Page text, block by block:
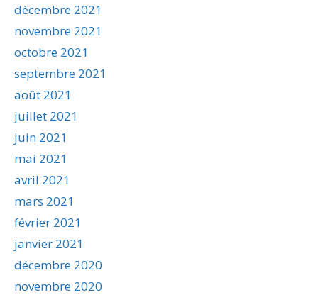
décembre 2021
novembre 2021
octobre 2021
septembre 2021
août 2021
juillet 2021
juin 2021
mai 2021
avril 2021
mars 2021
février 2021
janvier 2021
décembre 2020
novembre 2020